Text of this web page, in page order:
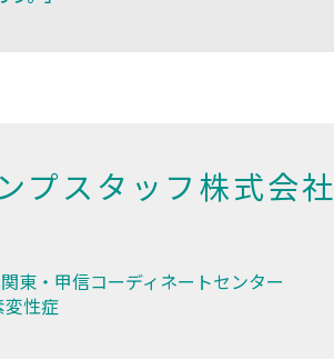
プスタッフ株式会社
東・甲信コーディネートセンター
変性症